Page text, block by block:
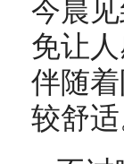
今晨
免让
伴随
较舒适